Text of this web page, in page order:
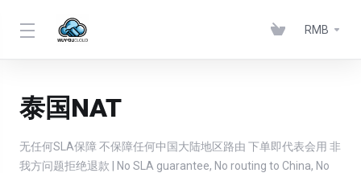
RMB
泰国NAT
无任何SLA保障 不保障任何中国大陆地区路由 下单即代表会用 非
我方问题拒绝退款 | No SLA guarantee, No routing to China, No